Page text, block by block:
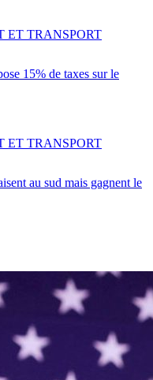
15% de taxes sur le
ET TRANSPORT
au sud mais gagnent le
ET TRANSPORT